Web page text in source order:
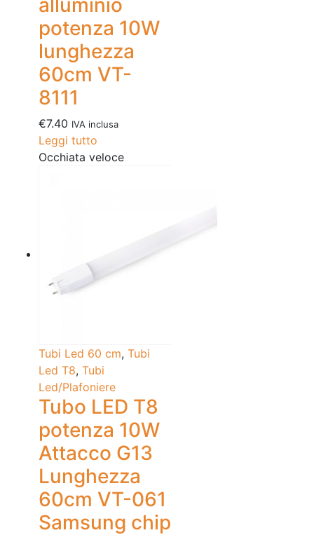
potenza 10W
lunghezza
60cm VT-
8111
€7.40 IVA inclusa
Leggi tutto
Occhiata veloce
Tubi Led 60 cm, Tubi
Led T8, Tubi
Led/Plafoniere
Tubo LED T8
potenza 10W
Attacco G13
Lunghezza
60cm VT-061
Samsung chip